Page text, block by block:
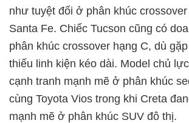
như tuyệt đối ở phân khúc
Santa Fe. Chiếc Tucson cũng có
phân khúc crossover hạng C, dù
thiếu linh kiện kéo dài. Model chủ
cạnh tranh mạnh mẽ ở phân khúc
cùng Toyota Vios trong khi Creta
mạnh mẽ ở phân khúc SUV đô thị.